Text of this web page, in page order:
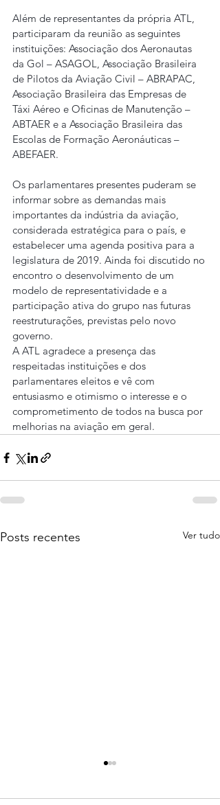
Além de representantes da própria ATL,
participaram da reunião as seguintes
instituições: Associação dos Aeronautas
da Gol – ASAGOL, Associação Brasileira
de Pilotos da Aviação Civil – ABRAPAC,
Associação Brasileira das Empresas de
Táxi Aéreo e Oficinas de Manutenção –
ABTAER e a Associação Brasileira das
Escolas de Formação Aeronáuticas –
ABEFAER.
Os parlamentares presentes puderam se
informar sobre as demandas mais
importantes da indústria da aviação,
considerada estratégica para o país, e
estabelecer uma agenda positiva para a
legislatura de 2019. Ainda foi discutido no
encontro o desenvolvimento de um
modelo de representatividade e a
participação ativa do grupo nas futuras
reestruturações, previstas pelo novo
governo.
A ATL agradece a presença das
respeitadas instituições e dos
parlamentares eleitos e vê com
entusiasmo e otimismo o interesse e o
comprometimento de todos na busca por
melhorias na aviação em geral.
Posts recentes Ver tudo